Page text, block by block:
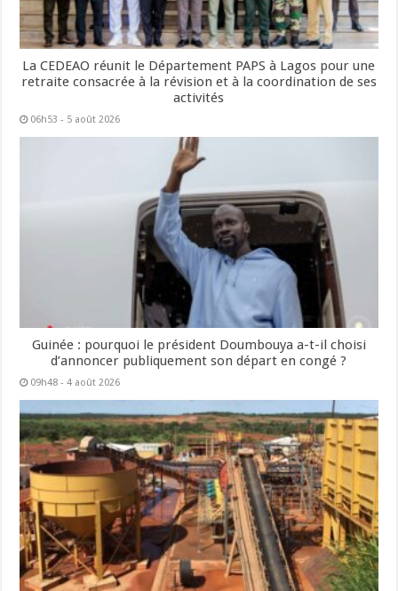
La CEDEAO réunit le Département PAPS à Lagos pour une
retraite consacrée à la révision et à la coordination de ses
activités
06h53 - 5 août 2026
Guinée : pourquoi le président Doumbouya a-t-il choisi
d’annoncer publiquement son départ en congé ?
09h48 - 4 août 2026